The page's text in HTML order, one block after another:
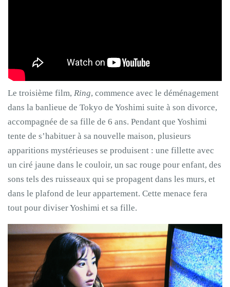
Le troisième film, Ring, commence avec le déménagement
dans la banlieue de Tokyo de Yoshimi suite à son divorce,
accompagnée de sa fille de 6 ans. Pendant que Yoshimi
tente de s’habituer à sa nouvelle maison, plusieurs
apparitions mystérieuses se produisent : une fillette avec
un ciré jaune dans le couloir, un sac rouge pour enfant, des
sons tels des ruisseaux qui se propagent dans les murs, et
dans le plafond de leur appartement. Cette menace fera
tout pour diviser Yoshimi et sa fille.